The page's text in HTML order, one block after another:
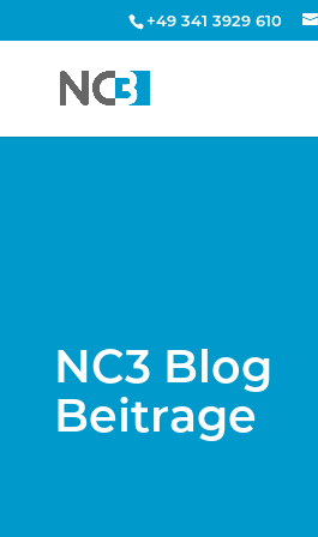
+49 341 3929 610
NC3 Blog
Beitrage